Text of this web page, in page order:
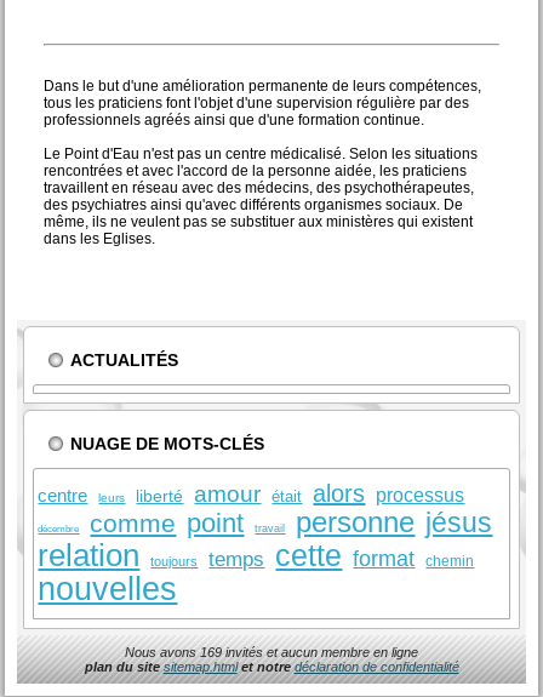
Dans le but d'une amélioration permanente de leurs compétences,
tous les praticiens font l'objet d'une supervision régulière par des
professionnels agréés ainsi que d'une formation continue.
Le Point d'Eau n'est pas un centre médicalisé. Selon les situations
rencontrées et avec l'accord de la personne aidée, les praticiens
travaillent en réseau avec des médecins, des psychothérapeutes,
des psychiatres ainsi qu'avec différents organismes sociaux. De
même, ils ne veulent pas se substituer aux ministères qui existent
dans les Eglises.
ACTUALITÉS
NUAGE DE MOTS-CLÉS
centre leurs liberté amour était alors processus
décembre comme point travail personne jésus
relation toujours temps cette format chemin
nouvelles
Nous avons 169 invités et aucun membre en ligne
plan du sitesitemap.htmlet notredéclaration de confidentialité